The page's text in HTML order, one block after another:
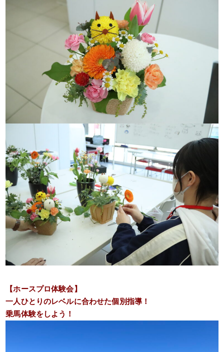
【ホースプロ体験会】
一人ひとりのレベルに合わせた個別指導！
乗馬体験をしよう！